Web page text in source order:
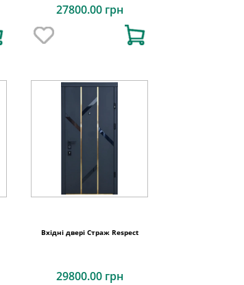
27800.00 грн
Вхідні двері Страж Respect
29800.00 грн